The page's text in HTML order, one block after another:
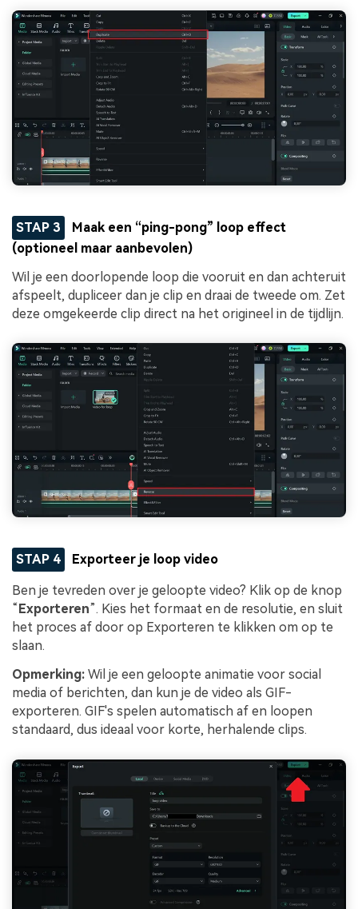
STAP 3
Maak een “ping-pong” loop effect
(optioneel maar aanbevolen)
Wil je een doorlopende loop die vooruit en dan achteruit
afspeelt, dupliceer dan je clip en draai de tweede om. Zet
deze omgekeerde clip direct na het origineel in de tijdlijn.
STAP 4 Exporteer je loop video
Ben je tevreden over je geloopte video? Klik op de knop
“ Exporteren”. Kies het formaat en de resolutie, en sluit
het proces af door op Exporteren te klikken om op te
slaan.
Opmerking: Wil je een geloopte animatie voor social
media of berichten, dan kun je de video als GIF-
exporteren. GIF's spelen automatisch af en loopen
standaard, dus ideaal voor korte, herhalende clips.